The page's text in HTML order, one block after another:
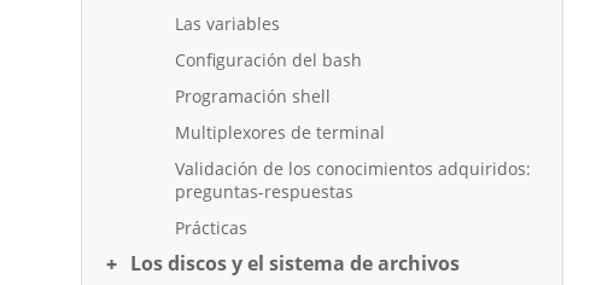
Las variables
Configuración del bash
Programación shell
Multiplexores de terminal
Validación de los conocimientos adquiridos:
preguntas-respuestas
Prácticas
Los discos y el sistema de archivos